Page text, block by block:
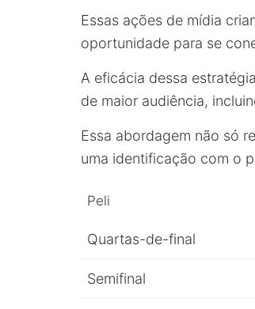
Essas ações de mídia
oportunidade para se
A eficácia dessa
de maior audiência,
Essa abordagem não só
uma identificação com o
Peli
Quartas-de-final
Semifinal